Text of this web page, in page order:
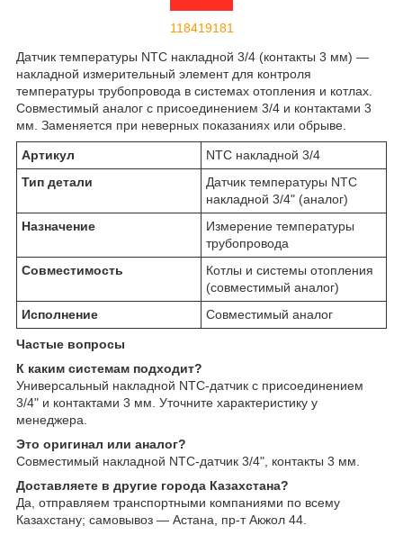
118419181
Датчик температуры NTC накладной 3/4 (контакты 3 мм) —
накладной измерительный элемент для контроля
температуры трубопровода в системах отопления и котлах.
Совместимый аналог с присоединением 3/4 и контактами 3
мм. Заменяется при неверных показаниях или обрыве.
Артикул
NTC накладной 3/4
Тип детали
Датчик температуры NTC
накладной 3/4" (аналог)
Назначение
Измерение температуры
трубопровода
Совместимость
Котлы и системы отопления
(совместимый аналог)
Исполнение
Совместимый аналог
Частые вопросы
К каким системам подходит?
Универсальный накладной NTC-датчик с присоединением
3/4" и контактами 3 мм. Уточните характеристику у
менеджера.
Это оригинал или аналог?
Совместимый накладной NTC-датчик 3/4", контакты 3 мм.
Доставляете в другие города Казахстана?
Да, отправляем транспортными компаниями по всему
Казахстану; самовывоз — Астана, пр-т Акжол 44.